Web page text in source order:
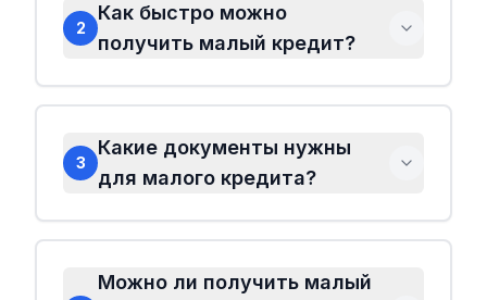
2
Как быстро можно
получить малый кредит?
3
Какие документы нужны
для малого кредита?
Можно ли получить малый